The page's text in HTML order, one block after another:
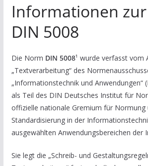
Informationen
DIN 5008
Die Norm DIN 5008¹ wurde verfasst vom
„Textverarbeitung“ des
„Informationstechnik und Anwendungen“
als Teil des DIN Deutsches Institut für
offizielle nationale Gremium für Normung
Standardisierung in der
ausgewählten Anwendungsbereichen der
Sie legt die „Schreib- und